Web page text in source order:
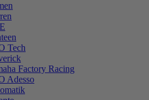
Tech
Factory Racing
Adesso